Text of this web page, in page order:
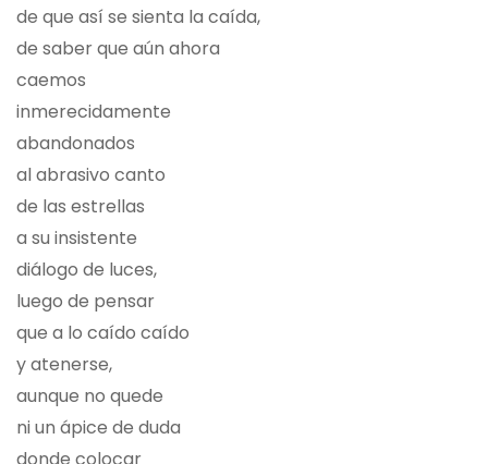
de que así se sienta la caída,
de saber que aún ahora
caemos
inmerecidamente
abandonados
al abrasivo canto
de las estrellas
a su insistente
diálogo de luces,
luego de pensar
que a lo caído caído
y atenerse,
aunque no quede
ni un ápice de duda